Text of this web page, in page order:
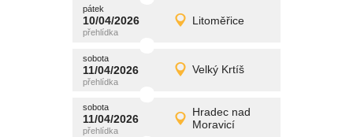
pátek
10/04/2026 Litoměřice
pátek
10/04/2026 Detail
promítání
sobota
11/04/2026 Velký Krtíš
sobota
11/04/2026 Detail
promítání
sobota
11/04/2026
Hradec nad
Moravicí
sobota
11/04/2026 Detail
promítání